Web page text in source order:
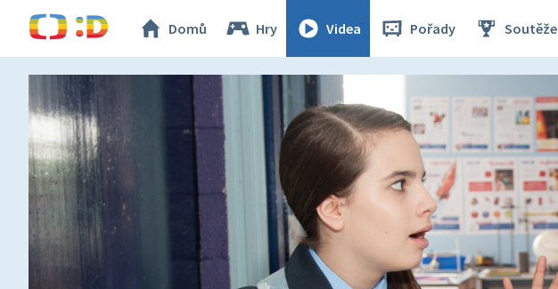
Domů Hry Videa Pořady Soutěže